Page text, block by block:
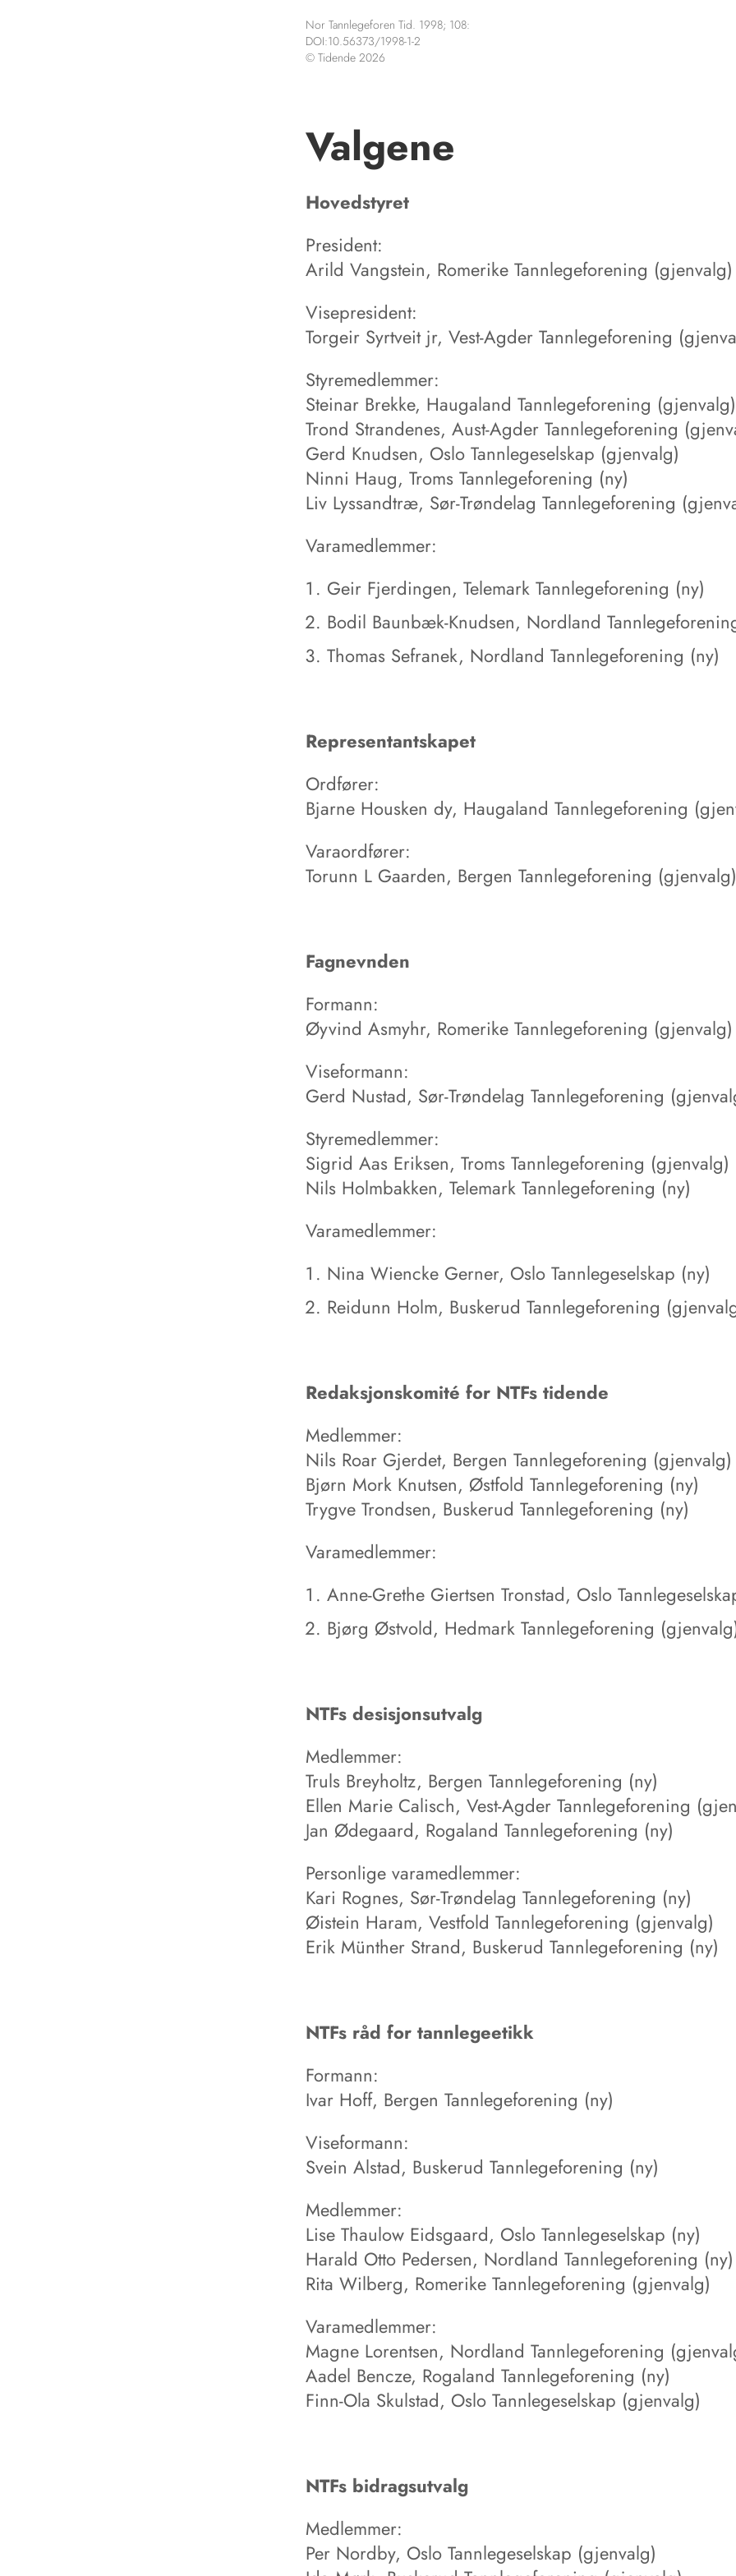
Nor Tannlegeforen Tid. 1998; 108:
DOI:10.56373/1998-1-2
© Tidende 2026
Valgene
Hovedstyret
President:
Arild Vangstein, Romerike Tannlegeforening (gjenvalg)
Visepresident:
Torgeir Syrtveit jr, Vest-Agder Tannlegeforening
Styremedlemmer:
Steinar Brekke, Haugaland Tannlegeforening (gjenvalg)
Trond Strandenes, Aust-Agder Tannlegeforening
Gerd Knudsen, Oslo Tannlegeselskap (gjenvalg)
Ninni Haug, Troms Tannlegeforening (ny)
Liv Lyssandtræ, Sør-Trøndelag Tannlegeforening
Varamedlemmer:
Geir Fjerdingen, Telemark Tannlegeforening (ny)
Bodil Baunbæk-Knudsen, Nordland
Thomas Sefranek, Nordland Tannlegeforening (ny)
Representantskapet
Ordfører:
Bjarne Housken dy, Haugaland Tannlegeforening
Varaordfører:
Torunn L Gaarden, Bergen Tannlegeforening (gjenvalg)
Fagnevnden
Formann:
Øyvind Asmyhr, Romerike Tannlegeforening (gjenvalg)
Viseformann:
Gerd Nustad, Sør-Trøndelag Tannlegeforening
Styremedlemmer:
Sigrid Aas Eriksen, Troms Tannlegeforening (gjenvalg)
Nils Holmbakken, Telemark Tannlegeforening (ny)
Varamedlemmer:
Nina Wiencke Gerner, Oslo Tannlegeselskap (ny)
Reidunn Holm, Buskerud Tannlegeforening
Redaksjonskomité for NTFs tidende
Medlemmer:
Nils Roar Gjerdet, Bergen Tannlegeforening (gjenvalg)
Bjørn Mork Knutsen, Østfold Tannlegeforening (ny)
Trygve Trondsen, Buskerud Tannlegeforening (ny)
Varamedlemmer:
Anne-Grethe Giertsen Tronstad, Oslo
Bjørg Østvold, Hedmark Tannlegeforening
NTFs desisjonsutvalg
Medlemmer:
Truls Breyholtz, Bergen Tannlegeforening (ny)
Ellen Marie Calisch, Vest-Agder Tannlegeforening
Jan Ødegaard, Rogaland Tannlegeforening (ny)
Personlige varamedlemmer:
Kari Rognes, Sør-Trøndelag Tannlegeforening (ny)
Øistein Haram, Vestfold Tannlegeforening (gjenvalg)
Erik Münther Strand, Buskerud Tannlegeforening (ny)
NTFs råd for tannlegeetikk
Formann:
Ivar Hoff, Bergen Tannlegeforening (ny)
Viseformann:
Svein Alstad, Buskerud Tannlegeforening (ny)
Medlemmer:
Lise Thaulow Eidsgaard, Oslo Tannlegeselskap (ny)
Harald Otto Pedersen, Nordland Tannlegeforening (ny)
Rita Wilberg, Romerike Tannlegeforening (gjenvalg)
Varamedlemmer:
Magne Lorentsen, Nordland Tannlegeforening
Aadel Bencze, Rogaland Tannlegeforening (ny)
Finn-Ola Skulstad, Oslo Tannlegeselskap (gjenvalg)
NTFs bidragsutvalg
Medlemmer:
Per Nordby, Oslo Tannlegeselskap (gjenvalg)